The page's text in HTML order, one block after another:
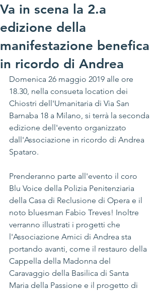
Va in scena la 2.a
edizione della
manifestazione benefica
in ricordo di Andrea
Domenica 26 maggio 2019 alle ore
18.30, nella consueta location dei
Chiostri dell'Umanitaria di Via San
Barnaba 18 a Milano, si terrà la seconda
edizione dell'evento organizzato
dall'Associazione in ricordo di Andrea
Spataro.
Prenderanno parte all'evento il coro
Blu Voice della Polizia Penitenziaria
della Casa di Reclusione di Opera e il
noto bluesman Fabio Treves! Inoltre
verranno illustrati i progetti che
l'Associazione Amici di Andrea sta
portando avanti, come il restauro della
Cappella della Madonna del
Caravaggio della Basilica di Santa
Maria della Passione e il progetto di